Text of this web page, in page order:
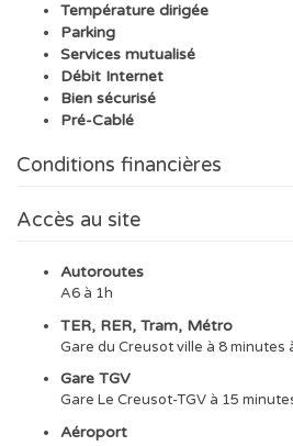
Température dirigée
Parking
Services mutualisé
Débit Internet
Bien sécurisé
Pré-Cablé
Conditions financières
Accès au site
Autoroutes
A6 à 1h
TER, RER, Tram, Métro
Gare du Creusot ville à 8 minutes
Gare TGV
Gare Le Creusot-TGV à 15
Aéroport